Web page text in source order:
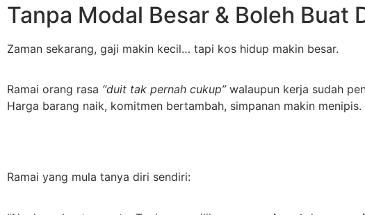
Tanpa Modal Besar & Boleh Buat
Zaman sekarang, gaji makin kecil… tapi kos hidup makin besar.
Ramai orang rasa “duit tak pernah cukup”walaupun kerja sudah
Harga barang naik, komitmen bertambah, simpanan makin menipis.
Ramai yang mula tanya diri sendiri: